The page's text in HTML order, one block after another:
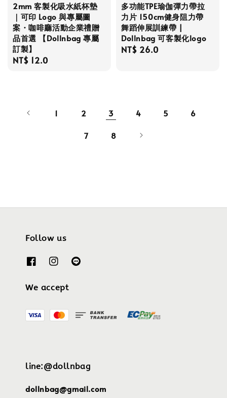
2mm 客製化吸水紙杯墊
｜可印 Logo 與專屬圖
案・咖啡廳活動企業禮贈
品首選 【Dollnbag 專屬
訂製】
Regular
NT$ 12.0
多功能TPE瑜伽彈力帶拉
力片 150cm健身阻力帶
舞蹈伸展訓練帶 |
Dollnbag 可客製化logo
Regular
NT$ 26.0
1 2 3 4 5 6
7 8
Follow us
We accept
line:@dollnbag
dollnbag@gmail.com